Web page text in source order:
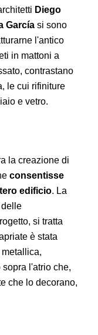
Diego
García si sono
l'antico
in mattoni a
contrastano
le cui rifiniture
e vetro.
la creazione di
consentisse
edificio. La
delle
si tratta
è stata
l'atrio che,
che lo decorano,